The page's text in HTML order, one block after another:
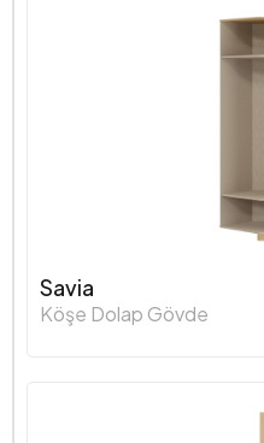
Savia
Köşe Dolap Gövde